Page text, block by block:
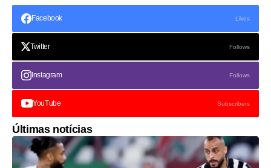
Facebook Likes
Twitter Follows
Instagram Follows
YouTube Subscribers
Últimas notícias